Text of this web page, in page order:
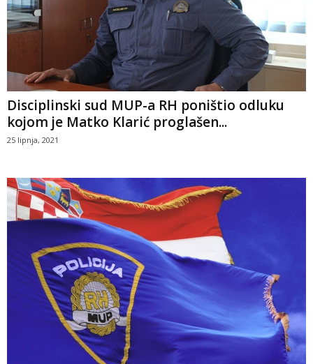
Disciplinski sud MUP-a RH poništio odluku
kojom je Matko Klarić proglašen...
25 lipnja, 2021